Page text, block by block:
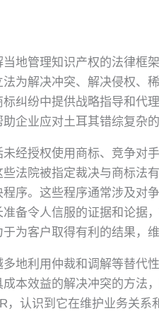
地管理知识产权的法律框
为解决冲突、解决侵权、
纠纷中提供战略指导和代
企业应对土耳其错综复杂的
经授权使用商标、竞争对
法院被指定裁决与商标法
序。这些程序通常涉及对
备令人信服的证据和论据
为客户取得有利的结果，
地利用仲裁和调解等替代
本效益的解决冲突的方法
，认识到它在维护业务关